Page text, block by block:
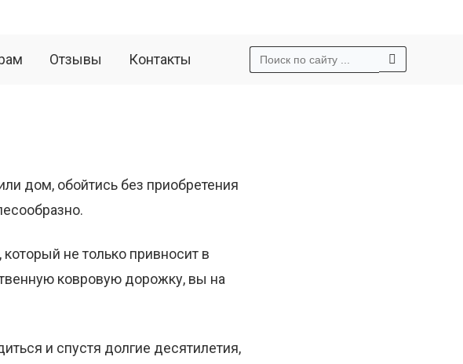
Отзывы Контакты
дом, обойтись без приобретения
не только привносит в
ковровую дорожку, вы на
и спустя долгие десятилетия,